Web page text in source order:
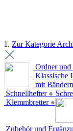
1. Zur Kategorie
Ordner und
Klassische
mit Bändern
Schnellhefter ●
Klemmbretter ●
Zubehör und